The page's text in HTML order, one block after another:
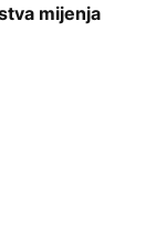
mijenja